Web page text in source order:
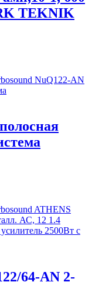
TEKNIK
64-AN 2-